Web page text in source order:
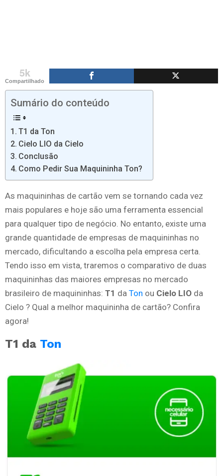
5k
Compartilhado
Sumário do conteúdo
T1 da Ton
Cielo LIO da Cielo
Conclusão
Como Pedir Sua Maquininha Ton?
As maquininhas de cartão vem se tornando cada vez
mais populares e hoje são uma ferramenta essencial
para qualquer tipo de negócio. No entanto, existe uma
grande quantidade de empresas de maquininhas no
mercado, dificultando a escolha pela empresa certa.
Tendo isso em vista, traremos o comparativo de duas
maquininhas das maiores empresas no mercado
brasileiro de maquininhas: T1 da Ton ou Cielo LIO da
Cielo ? Qual a melhor maquininha de cartão? Confira
agora!
T1 da Ton